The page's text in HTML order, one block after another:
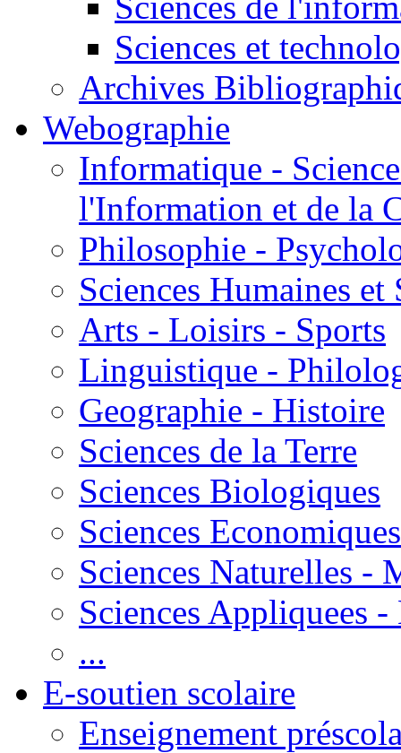
Sciences et
Archives
Webographie
Informatique -
l'Information et de la
Philosophie -
Sciences Humaines et
Arts - Loisirs - Sports
Linguistique -
Geographie - Histoire
Sciences de la Terre
Sciences Biologiques
Sciences Economiques
Sciences Naturelles -
Sciences Appliquees
...
E-soutien scolaire